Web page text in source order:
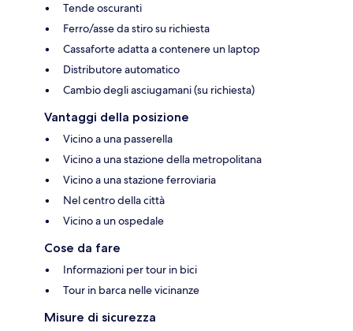
Tende oscuranti
Ferro/asse da stiro su richiesta
Cassaforte adatta a contenere un laptop
Distributore automatico
Cambio degli asciugamani (su richiesta)
Vantaggi della posizione
Vicino a una passerella
Vicino a una stazione della metropolitana
Vicino a una stazione ferroviaria
Nel centro della città
Vicino a un ospedale
Cose da fare
Informazioni per tour in bici
Tour in barca nelle vicinanze
Misure di sicurezza